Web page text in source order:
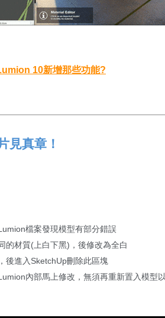
10新增那些功能?
見真章！
檔案發現模型有部分錯誤
的材質(上白下黑)，後修改為全白
後進入SketchUp刪除此區塊
內部馬上修改，無須再重新置入模型